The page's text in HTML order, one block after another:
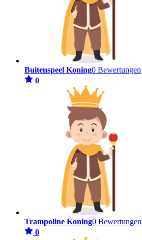
Buitenspeel Koning0 Bewertungen
0
Trampoline Koning0 Bewertungen
0